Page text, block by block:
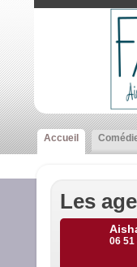
Accueil
Les
06 51